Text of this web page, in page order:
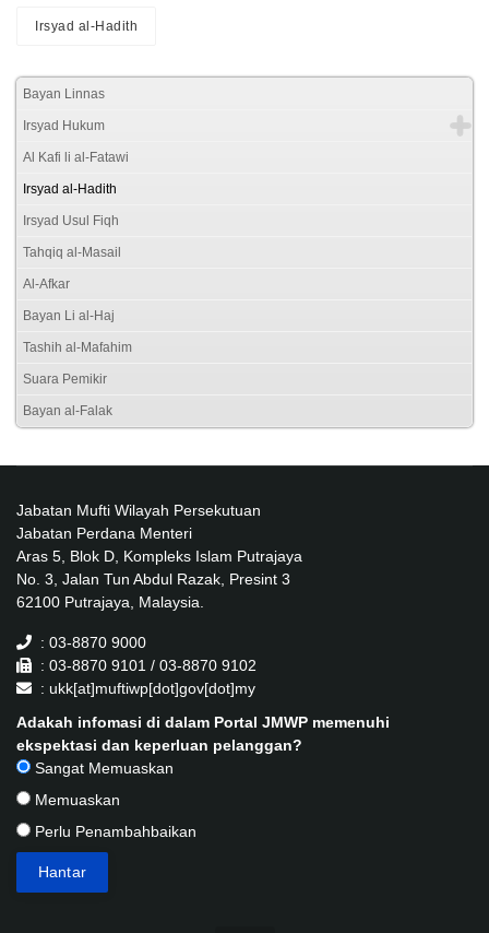
Irsyad al-Hadith
Bayan Linnas
Irsyad Hukum
Al Kafi li al-Fatawi
Irsyad al-Hadith
Irsyad Usul Fiqh
Tahqiq al-Masail
Al-Afkar
Bayan Li al-Haj
Tashih al-Mafahim
Suara Pemikir
Bayan al-Falak
Jabatan Mufti Wilayah Persekutuan
Jabatan Perdana Menteri
Aras 5, Blok D, Kompleks Islam Putrajaya
No. 3, Jalan Tun Abdul Razak, Presint 3
62100 Putrajaya, Malaysia.
: 03-8870 9000
: 03-8870 9101 / 03-8870 9102
: ukk[at]muftiwp[dot]gov[dot]my
Adakah infomasi di dalam Portal JMWP memenuhi
ekspektasi dan keperluan pelanggan?
Sangat Memuaskan
Memuaskan
Perlu Penambahbaikan